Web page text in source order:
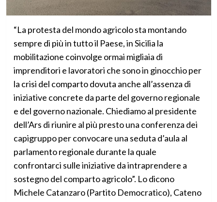
“La protesta del mondo agricolo sta montando
sempre di più in tutto il Paese, in Sicilia la
mobilitazione coinvolge ormai migliaia di
imprenditori e lavoratori che sono in ginocchio per
la crisi del comparto dovuta anche all’assenza di
iniziative concrete da parte del governo regionale
e del governo nazionale. Chiediamo al presidente
dell’Ars di riunire al più presto una conferenza dei
capigruppo per convocare una seduta d’aula al
parlamento regionale durante la quale
confrontarci sulle iniziative da intraprendere a
sostegno del comparto agricolo”. Lo dicono
Michele Catanzaro (Partito Democratico), Cateno